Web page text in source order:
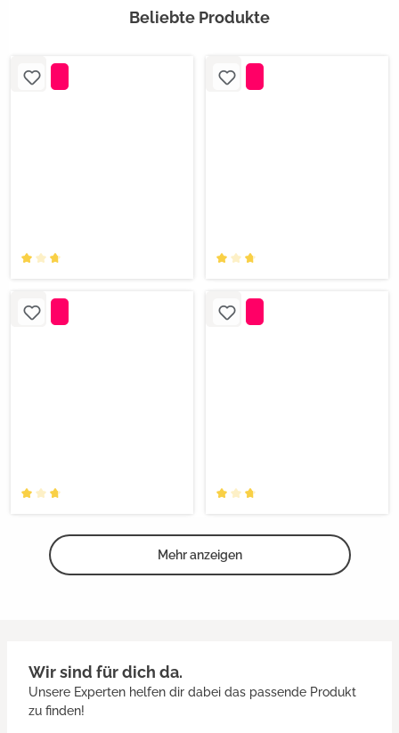
Beliebte Produkte
Mehr anzeigen
Wir sind für dich da.
Unsere Experten helfen dir dabei das passende Produkt
zu finden!